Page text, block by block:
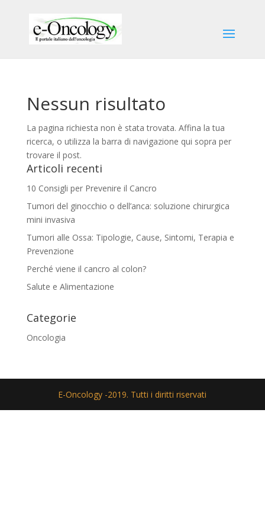
Nessun risultato
La pagina richiesta non è stata trovata. Affina la tua
ricerca, o utilizza la barra di navigazione qui sopra per
trovare il post.
Articoli recenti
10 Consigli per Prevenire il Cancro
Tumori del ginocchio o dell’anca: soluzione chirurgica
mini invasiva
Tumori alle Ossa: Tipologie, Cause, Sintomi, Terapia e
Prevenzione
Perché viene il cancro al colon?
Salute e Alimentazione
Categorie
Oncologia
E-Oncology -2019. Tutti i diritti riservati